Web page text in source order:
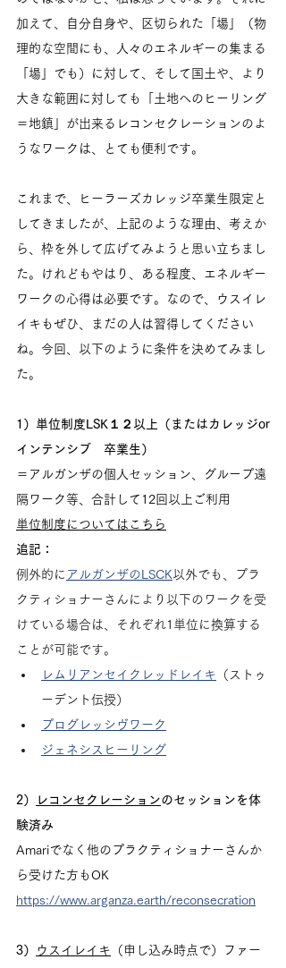
加えて、自分自身や、区切られた「場」（物
理的な空間にも、人々のエネルギーの集まる
「場」でも）に対して、そして国土や、より
大きな範囲に対しても「土地へのヒーリング
＝地鎮」が出来るレコンセクレーションのよ
うなワークは、とても便利です。
これまで、ヒーラーズカレッジ卒業生限定と
してきましたが、上記のような理由、考えか
ら、枠を外して広げてみようと思い立ちまし
た。けれどもやはり、ある程度、エネルギー
ワークの心得は必要です。なので、ウスイレ
イキもぜひ、まだの人は習得してください
ね。今回、以下のように条件を決めてみまし
た。
1）単位制度LSK１２以上（またはカレッジor
インテンシブ　卒業生）
＝アルガンザの個人セッション、グループ遠
隔ワーク等、合計して12回以上ご利用
単位制度についてはこちら
追記：
例外的に アルガンザのLSCK以外でも、プラ
クティショナーさんにより以下のワークを受
けている場合は、それぞれ1単位に換算する
ことが可能です。
レムリアンセイクレッドレイキ （ストゥ
ーデント伝授）
プログレッシヴワーク
ジェネシスヒーリング
2） レコンセクレーションのセッションを体
験済み
Amariでなく他のプラクティショナーさんか
ら受けた方もOK
https://www.arganza.earth/reconsecration
3） ウスイレイキ （申し込み時点で）ファー